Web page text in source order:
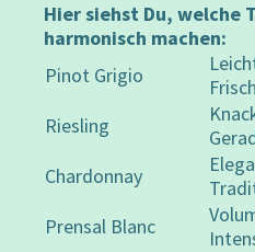
Hier siehst Du, welche
harmonisch machen:
Pinot Grigio
Riesling
Chardonnay
Prensal Blanc